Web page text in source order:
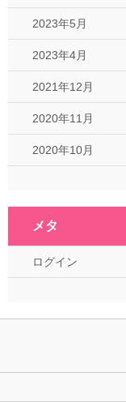
2023年5月
2023年4月
2021年12月
2020年11月
2020年10月
メタ
ログイン